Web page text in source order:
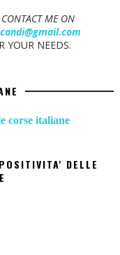
ME ON
YOUR NEEDS.
corse italiane
DELLE